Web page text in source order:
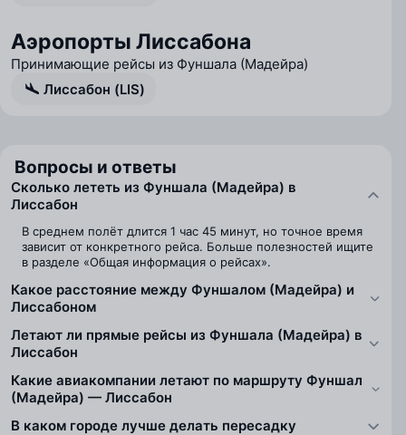
Аэропорты Лиссабона
Принимающие рейсы из Фуншала (Мадейра)
Лиссабон (LIS)
Вопросы и ответы
Сколько лететь из Фуншала (Мадейра) в
Лиссабон
В среднем полёт длится 1 час 45 минут, но точное время
зависит от конкретного рейса. Больше полезностей ищите
в разделе «Общая информация о рейсах».
Какое расстояние между Фуншалом (Мадейра) и
Лиссабоном
Летают ли прямые рейсы из Фуншала (Мадейра) в
Лиссабон
Какие авиакомпании летают по маршруту Фуншал
(Мадейра) — Лиссабон
В каком городе лучше делать пересадку